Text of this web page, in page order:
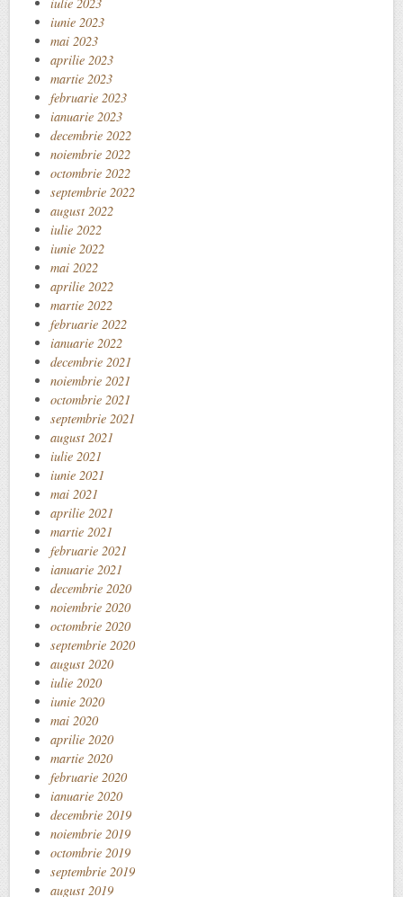
iulie 2023
iunie 2023
mai 2023
aprilie 2023
martie 2023
februarie 2023
ianuarie 2023
decembrie 2022
noiembrie 2022
octombrie 2022
septembrie 2022
august 2022
iulie 2022
iunie 2022
mai 2022
aprilie 2022
martie 2022
februarie 2022
ianuarie 2022
decembrie 2021
noiembrie 2021
octombrie 2021
septembrie 2021
august 2021
iulie 2021
iunie 2021
mai 2021
aprilie 2021
martie 2021
februarie 2021
ianuarie 2021
decembrie 2020
noiembrie 2020
octombrie 2020
septembrie 2020
august 2020
iulie 2020
iunie 2020
mai 2020
aprilie 2020
martie 2020
februarie 2020
ianuarie 2020
decembrie 2019
noiembrie 2019
octombrie 2019
septembrie 2019
august 2019